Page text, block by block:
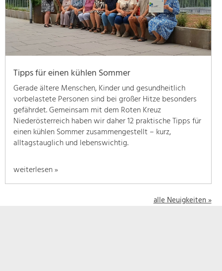
geben
wir
hier
eine
Übersicht
unsere
Themenschwerpunkte.
Für
mehr
Informationen
einfach
das
schon
Tipps für einen kühlen Sommer
Gerade ältere Menschen, Kinder und gesundheitlich
vorbelastete Personen sind bei großer Hitze besonders
gefährdet. Gemeinsam mit dem Roten Kreuz
Niederösterreich haben wir daher 12 praktische Tipps für
einen kühlen Sommer zusammengestellt – kurz,
alltagstauglich und lebenswichtig.
weiterlesen »
alle Neuigkeiten »